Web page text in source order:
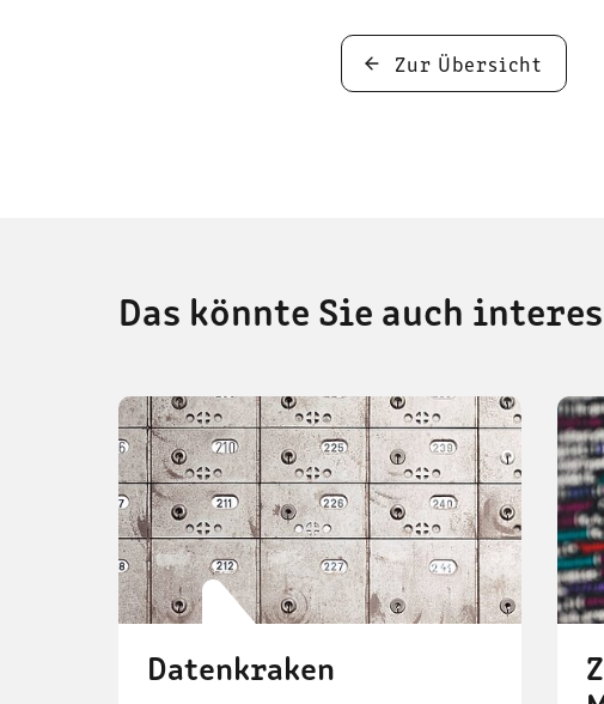
Zur Übersicht
Das könnte Sie auch
Datenkraken